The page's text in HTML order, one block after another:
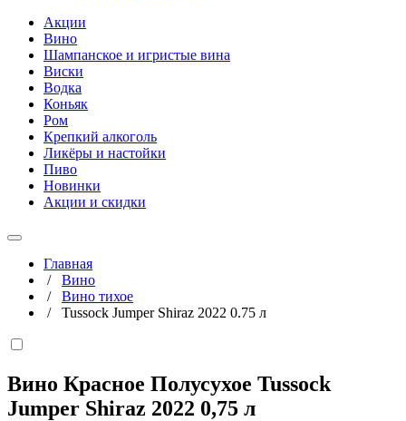
Акции
Вино
Шампанское и игристые вина
Виски
Водка
Коньяк
Ром
Крепкий алкоголь
Ликёры и настойки
Пиво
Новинки
Акции и скидки
Главная
/ Вино
/ Вино тихое
/ Tussock Jumper Shiraz 2022 0.75 л
Вино Красное Полусухое Tussock
Jumper Shiraz 2022 0,75 л